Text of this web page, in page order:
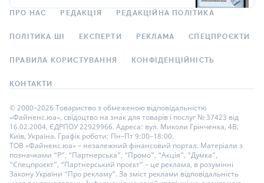
ПРО НАС РЕДАКЦІЯ РЕДАКЦІЙНА ПОЛІТИКА
ПОЛІТИКА ШІ ЕКСПЕРТИ РЕКЛАМА СПЕЦПРОЄКТИ
ПРАВИЛА КОРИСТУВАННЯ КОНФІДЕНЦІЙНІСТЬ
КОНТАКТИ
© 2000–2026 Товариство з обмеженою відповідальністю
«Файненс.юа», свідоцтво на знак для товарів і послуг № 37423 від
16.02.2004, ЄДРПОУ 22929966. Адреса: вул. Миколи Грінченка, 4В,
Київ, Україна. Графік роботи: Пн–Пт 9:00–18:00.
ТОВ «Файненс.юа» – незалежний фінансовий портал. Матеріали з
позначками “Р”, “Партнерська”, “Промо”, “Акція”, “Думка”,
“Спецпроєкт”, “Партнерський проєкт” – це реклама, в розумінні
Закону України “Про рекламу”. За зміст реклами відповідальність